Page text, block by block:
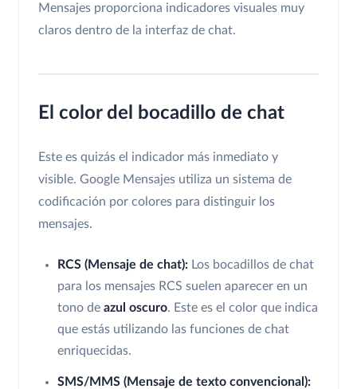
Mensajes proporciona indicadores visuales muy
claros dentro de la interfaz de chat.
El color del bocadillo de chat
Este es quizás el indicador más inmediato y
visible. Google Mensajes utiliza un sistema de
codificación por colores para distinguir los
mensajes.
RCS (Mensaje de chat): Los bocadillos de chat
para los mensajes RCS suelen aparecer en un
tono de azul oscuro. Este es el color que indica
que estás utilizando las funciones de chat
enriquecidas.
SMS/MMS (Mensaje de texto convencional):